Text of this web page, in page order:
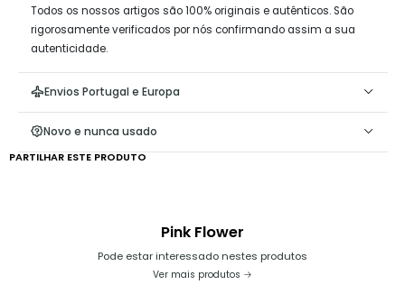
Não raspar em superfícies que possam desgastar o
material da corda;
voltar a pô-los;
Manter a ponta do cordão esticada, afastada do buraco,
dado que mantê-la perto poderá danificar a fita que se
encontra na ponta;
Todos os nossos artigos são 100% originais e autênticos. São
rigorosamente verificados por nós confirmando assim a sua
autenticidade.
Envios Portugal e Europa
Novo e nunca usado
PARTILHAR ESTE PRODUTO
Pink Flower
Pode estar interessado nestes produtos
Ver mais produtos